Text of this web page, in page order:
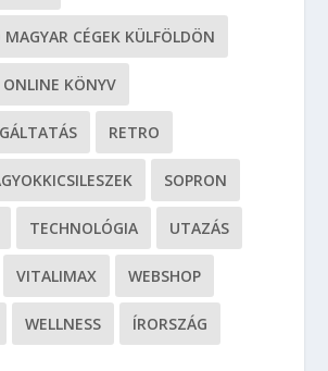
CÉGEK KÜLFÖLDÖN
ONLINE KÖNYV
RETRO
SOPRON
TECHNOLÓGIA UTAZÁS
VITALIMAX WEBSHOP
WELLNESS ÍRORSZÁG